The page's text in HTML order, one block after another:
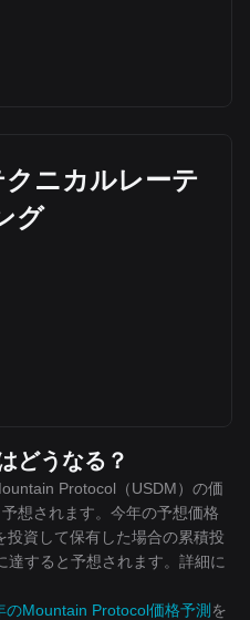
ニカルレーテ
グ
どうなる？
Protocol（USDM）の価
想されます。今年の予想価格
資して保有した場合の累積投
達すると予想されます。詳細に
Mountain Protocol価格予測 を